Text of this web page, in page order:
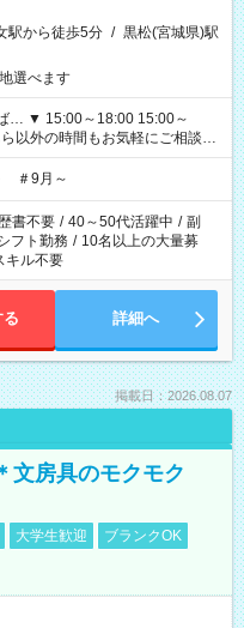
駅から徒歩5分 / 黒松(宮城県)駅
選べます
＃9月～
書不要 / 40～50代活躍中 / 副
フト勤務 / 10名以上の大量募
キル不要
る 詳細へ
掲載日：2026.08.07
文房具のモクモク
大学生歓迎
ブランクOK